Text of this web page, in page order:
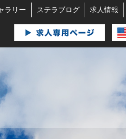
ラリー ステラブログ 求人情報